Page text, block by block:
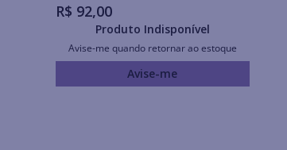
R$ 92,00
Produto Indisponível
Avise-me quando retornar ao estoque
Avise-me